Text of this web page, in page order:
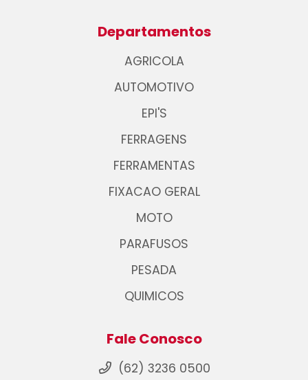
Departamentos
AGRICOLA
AUTOMOTIVO
EPI'S
FERRAGENS
FERRAMENTAS
FIXACAO GERAL
MOTO
PARAFUSOS
PESADA
QUIMICOS
Fale Conosco
(62) 3236 0500